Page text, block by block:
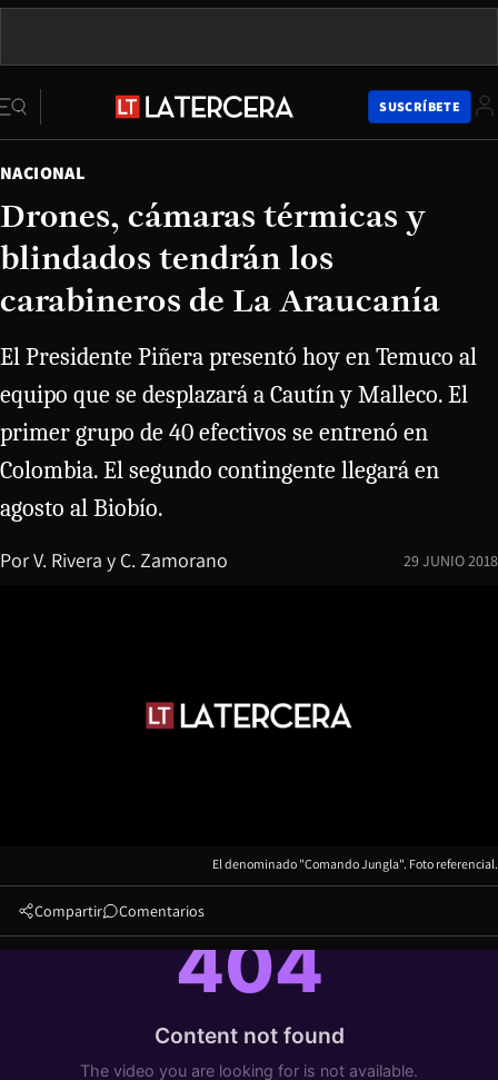
SUSCRÍBETE
NACIONAL
Drones, cámaras térmicas y
blindados tendrán los
carabineros de La Araucanía
El Presidente Piñera presentó hoy en Temuco al
equipo que se desplazará a Cautín y Malleco. El
primer grupo de 40 efectivos se entrenó en
Colombia. El segundo contingente llegará en
agosto al Biobío.
PorV. Rivera y C. Zamorano 29 JUNIO 2018
El denominado "Comando Jungla". Foto referencial.
Compartir Comentarios